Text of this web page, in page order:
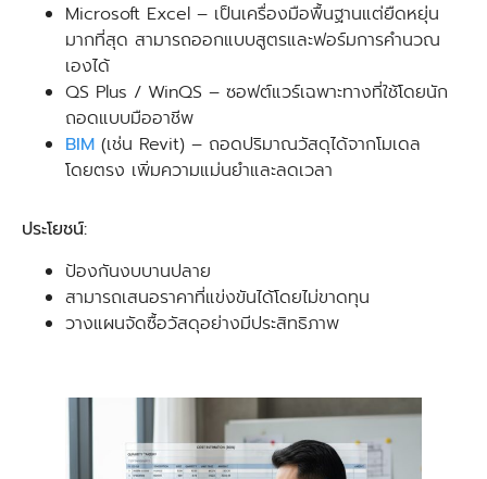
Microsoft Excel – เป็นเครื่องมือพื้นฐานแต่ยืดหยุ่น
มากที่สุด สามารถออกแบบสูตรและฟอร์มการคำนวณ
เองได้
QS Plus / WinQS – ซอฟต์แวร์เฉพาะทางที่ใช้โดยนัก
ถอดแบบมืออาชีพ
BIM (เช่น Revit) – ถอดปริมาณวัสดุได้จากโมเดล
โดยตรง เพิ่มความแม่นยำและลดเวลา
ประโยชน์:
ป้องกันงบบานปลาย
สามารถเสนอราคาที่แข่งขันได้โดยไม่ขาดทุน
วางแผนจัดซื้อวัสดุอย่างมีประสิทธิภาพ